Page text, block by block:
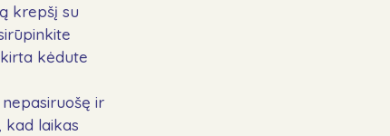
krepšį su
kėdute
ir
kad laikas